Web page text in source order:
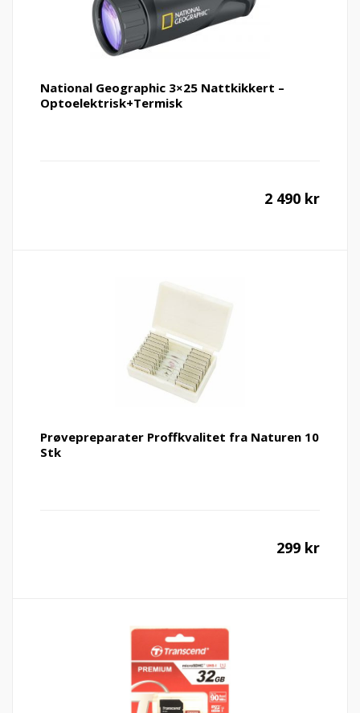
National Geographic 3×25 Nattkikkert –
Optoelektrisk+Termisk
2 490 kr
Prøvepreparater Proffkvalitet fra Naturen 10
Stk
299 kr